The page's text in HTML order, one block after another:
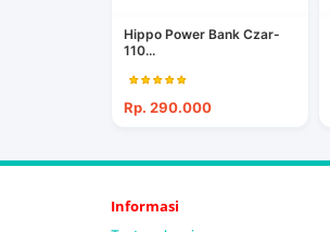
Hippo Power Bank Czar-
110...
Rp. 290.000
Informasi